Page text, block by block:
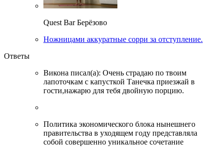
Quest Bar Берёзово
Ножницами аккуратные сорри за отступление.
Ответы
Викона писал(а): Очень страдаю по твоим
лапоточкам с капусткой Танечка приезжай в
гости,нажарю для тебя двойную порцию.
Политика экономического блока нынешнего
правительства в уходящем году представляла
собой совершенно уникальное сочетание